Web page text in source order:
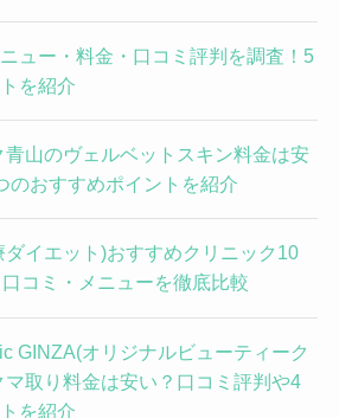
ュー・料金・口コミ評判を調査！5
を紹介
山のヴェルベットスキン料金は安
のおすすめポイントを紹介
イエット)おすすめクリニック10
コミ・メニューを徹底比較
GINZA(オリジナルビューティーク
マ取り料金は安い？口コミ評判や4
を紹介